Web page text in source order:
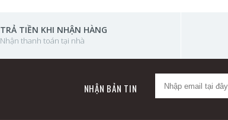
TRẢ TIỀN KHI NHẬN HÀNG
Nhận thanh toán tại nhà
NHẬN BẢN TIN